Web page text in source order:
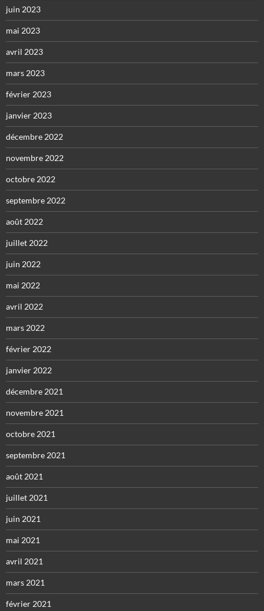
juin 2023
mai 2023
avril 2023
mars 2023
février 2023
janvier 2023
décembre 2022
novembre 2022
octobre 2022
septembre 2022
août 2022
juillet 2022
juin 2022
mai 2022
avril 2022
mars 2022
février 2022
janvier 2022
décembre 2021
novembre 2021
octobre 2021
septembre 2021
août 2021
juillet 2021
juin 2021
mai 2021
avril 2021
mars 2021
février 2021